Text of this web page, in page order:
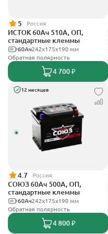
5 Россия
ИСТОК 60Ач 510А, ОП,
стандартные клеммы
242x175x190 мм
60Ач
Обратная полярность
4 700 ₽
12 месяцев
4.7 Россия
СОЮЗ 60Ач 500А, ОП,
стандартные клеммы
242x175x190 мм
60Ач
Обратная полярность
4 800 ₽